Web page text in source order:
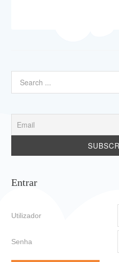
Entrar
Utilizador
Senha